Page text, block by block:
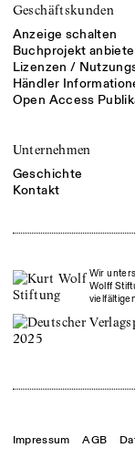
Geschäftskunden
Anzeige schalten
Buchprojekt
Lizenzen /
Händler
Open Access
Unternehmen
Geschichte
Kontakt
Wir
Wolff
Impressum AGB